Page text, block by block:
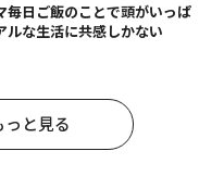
毎日ご飯のことで頭がいっぱ
ルな生活に共感しかない
と見る